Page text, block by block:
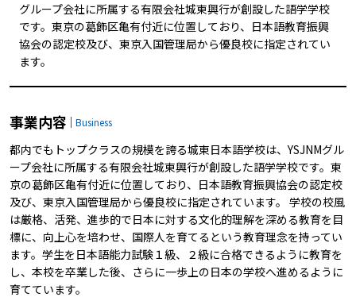
グループ会社に所属する有限会社城東興行が創設した語学学校
です。東京の葛飾区亀有付近に位置しており、日本語教育振興
協会の認定校及び、東京入国管理局から優良校に指定されてい
ます。
事業内容 Business
都内でもトップクラスの規模を誇る城東日本語学校は、YSJNMグル
ープ会社に所属する有限会社城東興行が創設した語学学校です。東
京の葛飾区亀有付近に位置しており、日本語教育振興協会の認定校
及び、東京入国管理局から優良校に指定されています。 学校の校風
は厳格、活発、進歩的で日本に対する文化的理解を深める教育を目
標に、向上心を培わせ、国際人を育てるという教育理念を持ってい
ます。学生を日本語能力試験１級、２級に合格できるように教育を
し、本校を卒業した後、さらに一歩上の日本の学校へ進めるように
育てています。